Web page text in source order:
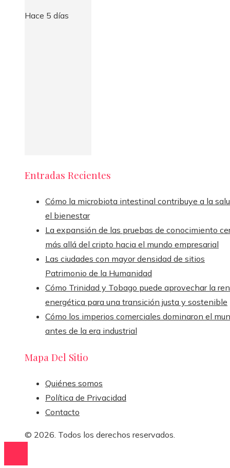
Hace 5 días
Entradas Recientes
Cómo la microbiota intestinal contribuye a la
el bienestar
La expansión de las pruebas de conocimiento
más allá del cripto hacia el mundo empresarial
Las ciudades con mayor densidad de sitios
Patrimonio de la Humanidad
Cómo Trinidad y Tobago puede aprovechar la
energética para una transición justa y sostenible
Cómo los imperios comerciales dominaron el
antes de la era industrial
Mapa Del Sitio
Quiénes somos
Política de Privacidad
Contacto
© 2026. Todos los derechos reservados.